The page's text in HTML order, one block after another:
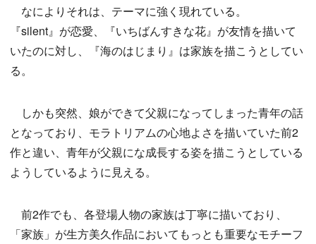
なによりそれは、テーマに強く現れている。
『silent』が恋愛、『いちばんすきな花』が友情を描いて
いたのに対し、『海のはじまり』は家族を描こうとしてい
る。
しかも突然、娘ができて父親になってしまった青年の話
となっており、モラトリアムの心地よさを描いていた前2
作と違い、青年が父親にな成長する姿を描こうとしている
ようしているように見える。
前2作でも、各登場人物の家族は丁寧に描いており、
「家族」が生方美久作品においてもっとも重要なモチーフ